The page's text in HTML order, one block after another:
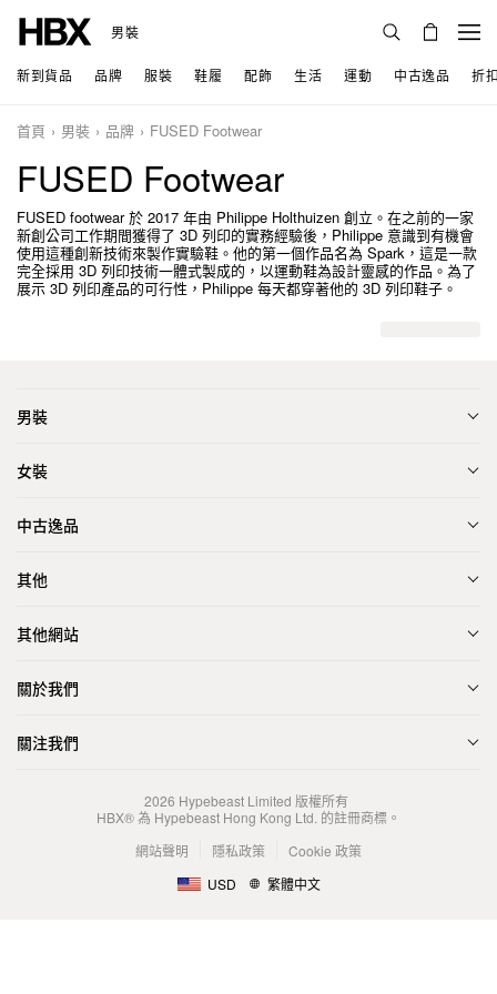
男裝
新到貨品 品牌 服裝 鞋履 配飾 生活 運動 中古逸品 折
首頁 男裝 品牌 FUSED Footwear
FUSED Footwear
FUSED footwear 於 2017 年由 Philippe Holthuizen 創立。在之前的一家
新創公司工作期間獲得了 3D 列印的實務經驗後，Philippe 意識到有機會
使用這種創新技術來製作實驗鞋。他的第一個作品名為 Spark，這是一款
完全採用 3D 列印技術一體式製成的，以運動鞋為設計靈感的作品。為了
展示 3D 列印產品的可行性，Philippe 每天都穿著他的 3D 列印鞋子。
男裝
女裝
中古逸品
其他
其他網站
關於我們
關注我們
2026 Hypebeast Limited 版權所有
HBX® 為 Hypebeast Hong Kong Ltd. 的註冊商標。
網站聲明
隱私政策
Cookie 政策
USD
繁體中文